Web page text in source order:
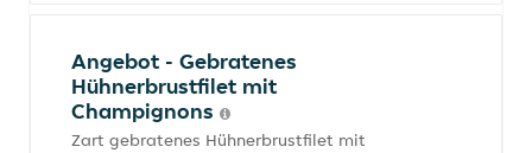
Angebot - Gebratenes
Hühnerbrustfilet mit
Champignons
Zart gebratenes Hühnerbrustfilet mit